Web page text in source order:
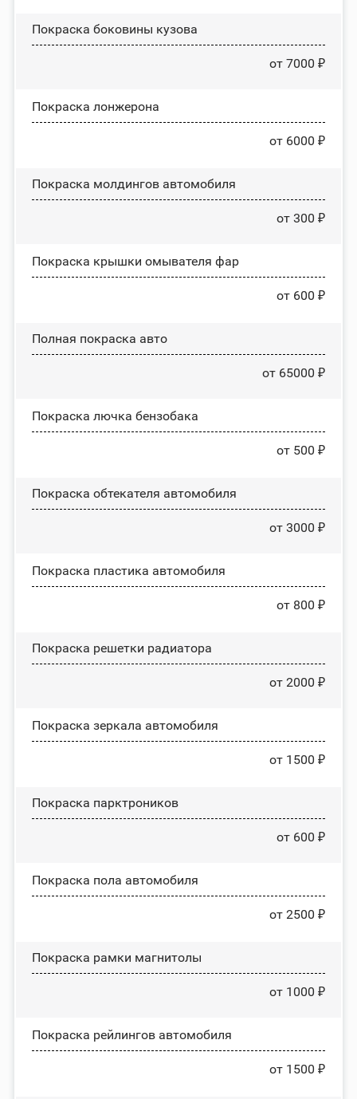
Покраска боковины кузова
от 7000 ₽
Покраска лонжерона
от 6000 ₽
Покраска молдингов автомобиля
от 300 ₽
Покраска крышки омывателя фар
от 600 ₽
Полная покраска авто
от 65000 ₽
Покраска лючка бензобака
от 500 ₽
Покраска обтекателя автомобиля
от 3000 ₽
Покраска пластика автомобиля
от 800 ₽
Покраска решетки радиатора
от 2000 ₽
Покраска зеркала автомобиля
от 1500 ₽
Покраска парктроников
от 600 ₽
Покраска пола автомобиля
от 2500 ₽
Покраска рамки магнитолы
от 1000 ₽
Покраска рейлингов автомобиля
от 1500 ₽